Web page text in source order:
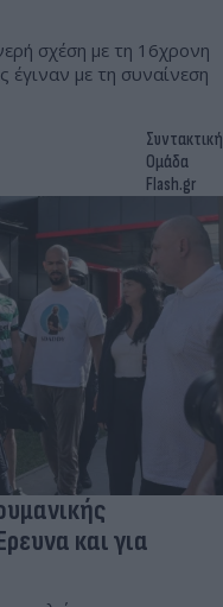
σχέση με τη 16χρονη
έγιναν με τη συναίνεση
Συντακτική
Ομάδα
Flash.gr
και για